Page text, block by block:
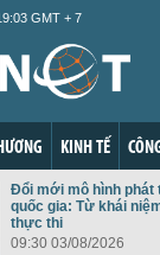
GMT + 7
KINH TẾ
Đổi mới mô hình phát
quốc gia: Từ khái
thực thi
09:30 03/08/2026